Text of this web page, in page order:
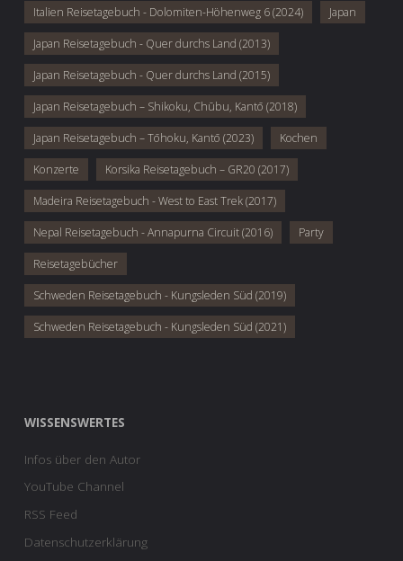
Italien Reisetagebuch - Dolomiten-Höhenweg 6 (2024) Japan
Japan Reisetagebuch - Quer durchs Land (2013)
Japan Reisetagebuch - Quer durchs Land (2015)
Japan Reisetagebuch – Shikoku, Chūbu, Kantō (2018)
Japan Reisetagebuch – Tōhoku, Kantō (2023) Kochen
Konzerte Korsika Reisetagebuch – GR20 (2017)
Madeira Reisetagebuch - West to East Trek (2017)
Nepal Reisetagebuch - Annapurna Circuit (2016) Party
Reisetagebücher
Schweden Reisetagebuch - Kungsleden Süd (2019)
Schweden Reisetagebuch - Kungsleden Süd (2021)
WISSENSWERTES
Infos über den Autor
YouTube Channel
RSS Feed
Datenschutzerklärung